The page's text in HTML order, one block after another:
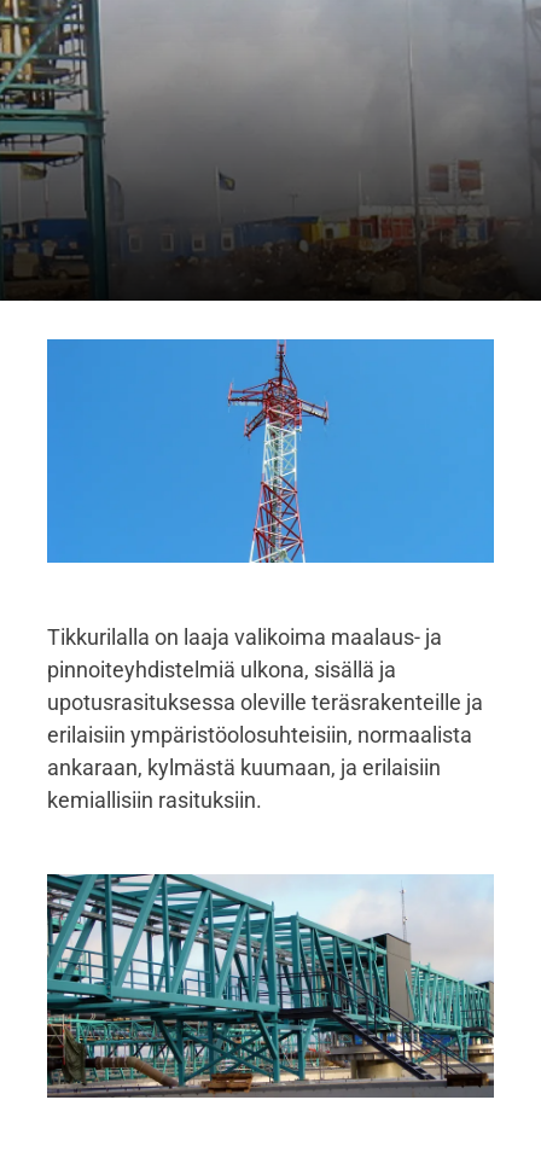
Tikkurilalla on laaja valikoima maalaus- ja
pinnoiteyhdistelmiä ulkona, sisällä ja
upotusrasituksessa oleville teräsrakenteille ja
erilaisiin ympäristöolosuhteisiin, normaalista
ankaraan, kylmästä kuumaan, ja erilaisiin
kemiallisiin rasituksiin.